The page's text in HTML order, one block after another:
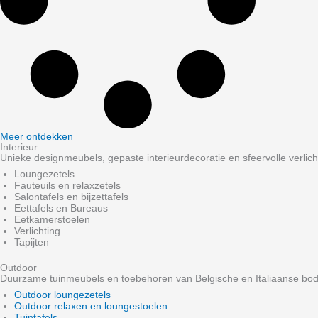
Meer ontdekken
Interieur
Unieke designmeubels, gepaste interieurdecoratie en sfeervolle
Loungezetels
Fauteuils en relaxzetels
Salontafels en bijzettafels
Eettafels en Bureaus
Eetkamerstoelen
Verlichting
Tapijten
Outdoor
Duurzame tuinmeubels en toebehoren van Belgische en Italiaanse
Outdoor loungezetels
Outdoor relaxen en loungestoelen